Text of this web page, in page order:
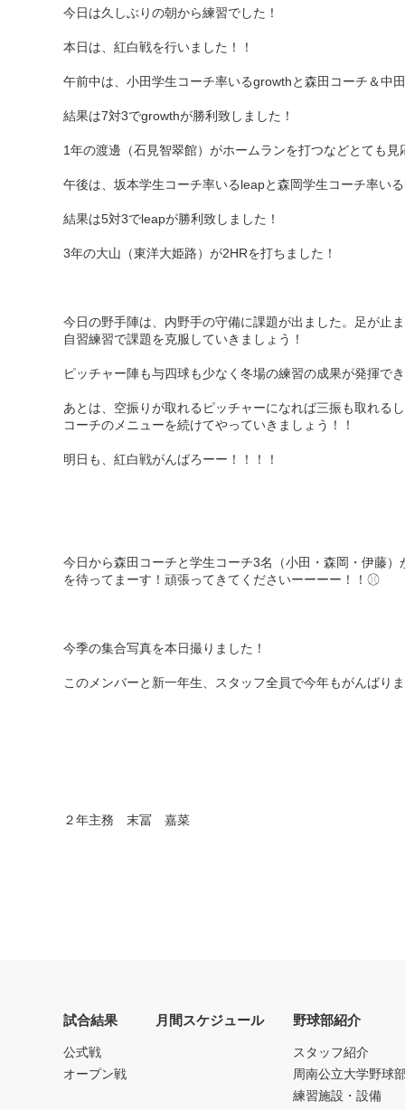
今日は久しぶりの朝から練習でした！
本日は、紅白戦を行いました！！
午前中は、小田学生コーチ率いるgrowthと森田コーチ＆中
結果は7対3でgrowthが勝利致しました！
1年の渡邊（石見智翠館）がホームランを打つなどとても
午後は、坂本学生コーチ率いるleapと森岡学生コーチ率い
結果は5対3でleapが勝利致しました！
3年の大山（東洋大姫路）が2HRを打ちました！
今日の野手陣は、内野手の守備に課題が出ました。足が止
自習練習で課題を克服していきましょう！
ピッチャー陣も与四球も少なく冬場の練習の成果が発揮で
あとは、空振りが取れるピッチャーになれば三振も取れる
コーチのメニューを続けてやっていきましょう！！
明日も、紅白戦がんばろーー！！！！
今日から森田コーチと学生コーチ3名（小田・森岡・伊藤
を待ってまーす！頑張ってきてくださいーーーー！！⚾︎
今季の集合写真を本日撮りました！
このメンバーと新一年生、スタッフ全員で今年もがんばり
２年主務 末冨 嘉菜
試合結果
公式戦
オープン戦
月間スケジュール 野球部紹介
スタッフ紹介
周南公立大学野球
練習施設・設備